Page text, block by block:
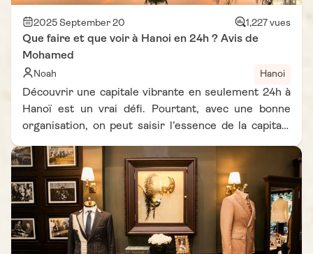
meilleurs restaurants à Hanoï. Une invitation à
explorer des saveurs authentiques, dans des lieux
uniques, pour transformer chaque repas en véritable
expérience de voyage.
2025 September 20 1,227 vues
Que faire et que voir à Hanoi en 24h ? Avis de
Mohamed
Noah Hanoi
Découvrir une capitale vibrante en seulement 24h à
Hanoï est un vrai défi. Pourtant, avec une bonne
organisation, on peut saisir l’essence de la capitale
inoubliables. Dans ce carnet de voyage Vietnam Vie
d’Asie, j'ai partagé mes impressions, mes coups de
cœur et mes conseils pratiques pour profiter au
maximum de votre courte escale. Entre balades
culturelles, pauses gourmandes et moments de
détente, voici comment j'ai passé une journée idéale